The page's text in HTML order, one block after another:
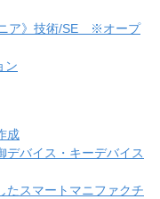
ニア》技術/SE ※オープ
ン
成
デバイス・キーデバイス
たスマートマニファクチ